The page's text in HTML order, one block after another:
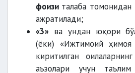
фоизи талаба томонидан
ажратилади;
«3» ва ундан юқори
(ёки) «Ижтимоий ҳимоя
киритилган
аъзолари учун